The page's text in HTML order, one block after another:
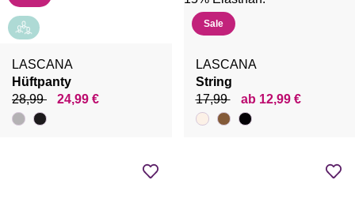
LASCANA
Hüftpanty
28,99
24,99 €
Sale
LASCANA
String
17,99
ab 12,99 €